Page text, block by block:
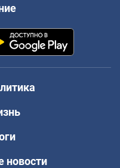
новости